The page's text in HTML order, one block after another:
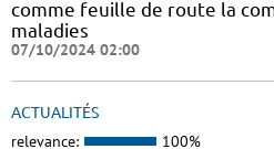
comme feuille de route la
maladies
07/10/2024 02:00
ACTUALITÉS
relevance: 100%